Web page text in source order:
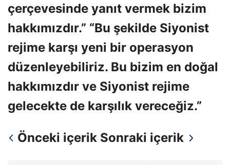
çerçevesinde yanıt vermek bizim
hakkımızdır.” “Bu şekilde Siyonist
rejime karşı yeni bir operasyon
düzenleyebiliriz. Bu bizim en doğal
hakkımızdır ve Siyonist rejime
gelecekte de karşılık vereceğiz.”
Önceki içerik Sonraki içerik